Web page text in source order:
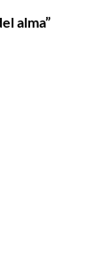
alma”